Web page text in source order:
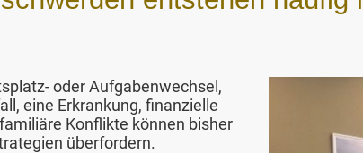
oder Aufgabenwechsel,
eine Erkrankung, finanzielle
Konflikte können bisher
überfordern.